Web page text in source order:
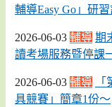
輔導Easy Go」研
2026-06-03 輔導 期
讀考場服務暨停課
2026-06-03 輔導
具競賽」簡章1份～